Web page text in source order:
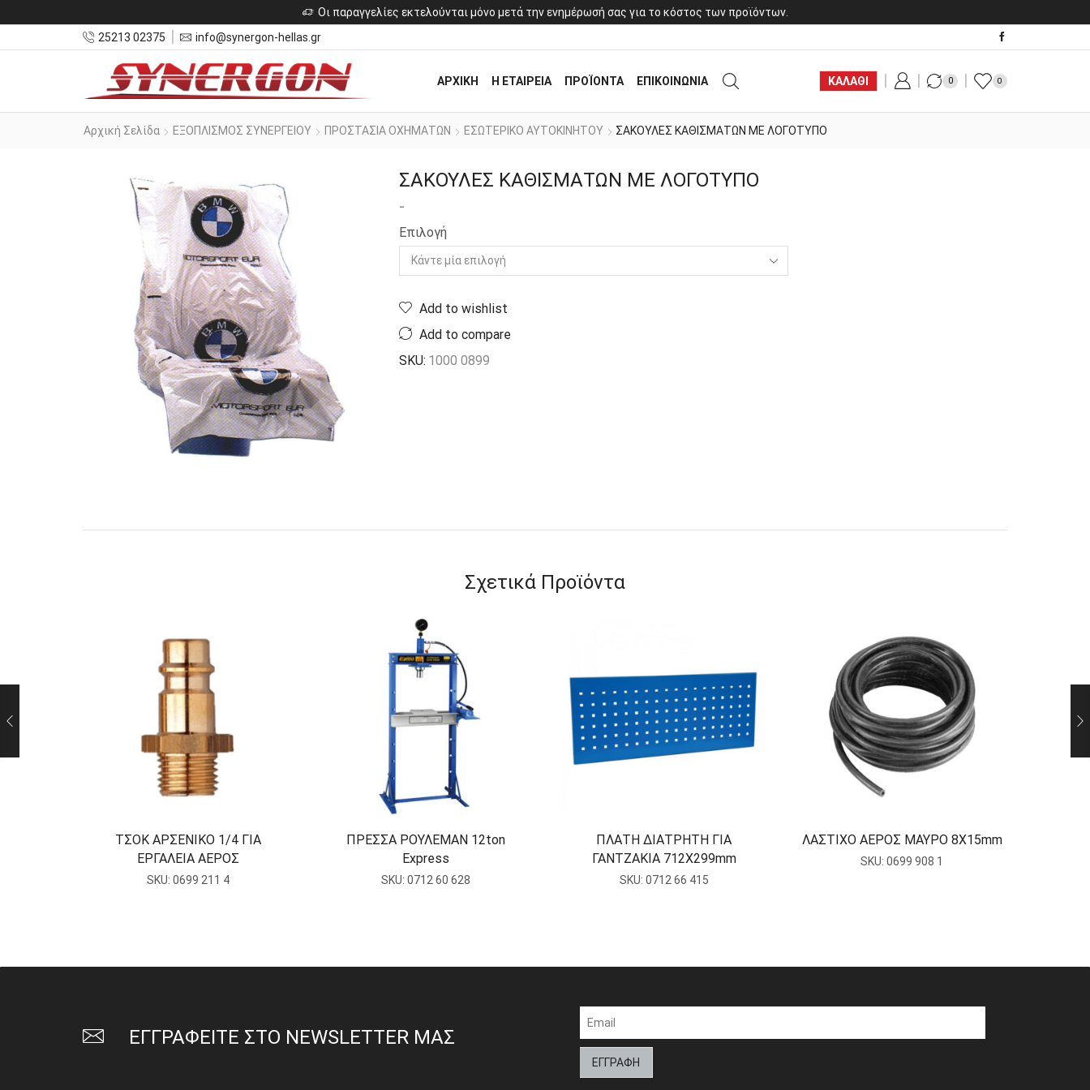
Οι παραγγελίες εκτελούνται μόνο μετά την ενημέρωσή σας για το κόστος των προϊόντων.
25213 02375
info@synergon-hellas.gr
ΑΡΧΙΚΗ Η ΕΤΑΙΡΕΙΑ ΠΡΟΪΟΝΤΑ ΕΠΙΚΟΙΝΩΝΙΑ ΚΑΛΑΘΙ 0 0
Αρχική Σελίδα ΕΞΟΠΛΙΣΜΟΣ ΣΥΝΕΡΓΕΙΟΥ ΠΡΟΣΤΑΣΙΑ ΟΧΗΜΑΤΩΝ ΕΣΩΤΕΡΙΚΟ ΑΥΤΟΚΙΝΗΤΟΥ ΣΑΚΟΥΛΕΣ ΚΑΘΙΣΜΑΤΩΝ ΜΕ ΛΟΓΟΤΥΠΟ
ΣΑΚΟΥΛΕΣ ΚΑΘΙΣΜΑΤΩΝ ΜΕ ΛΟΓΟΤΥΠΟ
-
Επιλογή
Add to wishlist
Add to compare
SKU: 1000 0899
Σχετικά Προϊόντα
ΤΣΟΚ ΑΡΣΕΝΙΚΟ 1/4 ΓΙΑ
ΕΡΓΑΛΕΙΑ ΑΕΡΟΣ
SKU: 0699 211 4
ΠΡΕΣΣΑ ΡΟΥΛΕΜΑΝ 12ton
Express
SKU:0712 60 628
ΠΛΑΤΗ ΔΙΑΤΡΗΤΗ ΓΙΑ
ΓΑΝΤΖΑΚΙΑ 712Χ299mm
SKU: 0712 66 415
ΛΑΣΤΙΧΟ ΑΕΡΟΣ ΜΑΥΡΟ 8Χ15mm
SKU:0699 908 1
ΕΓΓΡΑΦΕΙΤΕ ΣΤΟ NEWSLETTER ΜΑΣ